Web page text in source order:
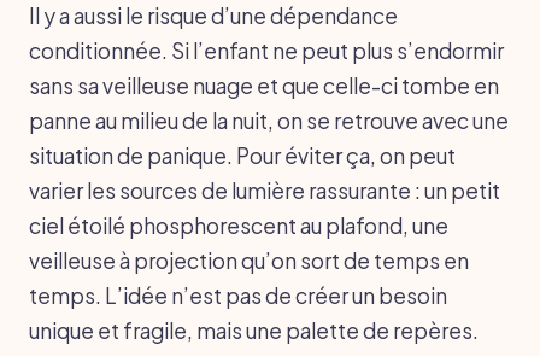
Il y a aussi le risque d’une dépendance
conditionnée. Si l’enfant ne peut plus s’endormir
sans sa veilleuse nuage et que celle-ci tombe en
panne au milieu de la nuit, on se retrouve avec une
situation de panique. Pour éviter ça, on peut
varier les sources de lumière rassurante : un petit
ciel étoilé phosphorescent au plafond, une
veilleuse à projection qu’on sort de temps en
temps. L’idée n’est pas de créer un besoin
unique et fragile, mais une palette de repères.